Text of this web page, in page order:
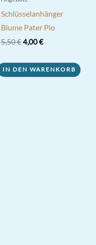
Schlüsselanhänger
Blume Pater Pio
5,50€ Ursprünglicher
5,50 €
4,00€Aktueller
4,00 €.
IN DEN WARENKORB